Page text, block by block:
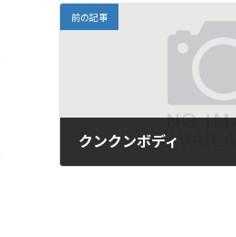
前の記事
クンクンボディ